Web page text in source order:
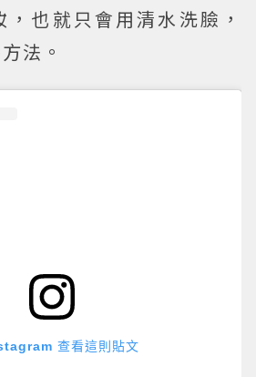
也就只會用清水洗臉，
法。
查看這則貼文